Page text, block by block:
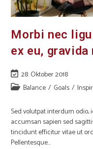
Morbi nec
ex eu, gravida
28. Oktober 2018
Balance / Goals /
Sed volutpat interdum odio,
accumsan sapien sed
tincidunt efficitur vitae ut
Pellentesque…